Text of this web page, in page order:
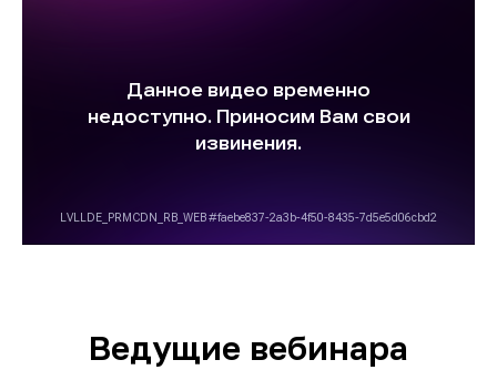
Ведущие вебинара